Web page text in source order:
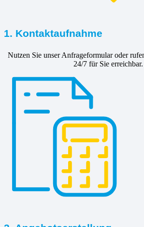
1. Kontaktaufnahme
Nutzen Sie unser Anfrageformular oder
24/7 für Sie erreichbar.